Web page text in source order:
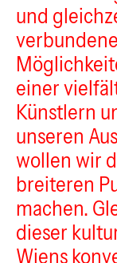
und
einer
Künstlern
unseren
wollen wir
breiteren
machen.
dieser
Wiens
Pech